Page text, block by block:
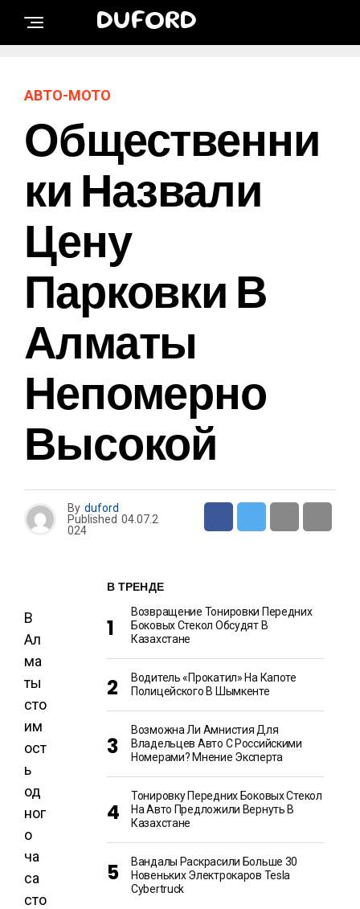
DUFORD
АВТО-МОТО
Общественни
Ки Назвали
Цену
Парковки В
Алматы
Непомерно
Высокой
By duford
Published 04.07.2
024
В
Ал
ма
ты
сто
им
ост
ь
од
ног
о
ча
са
сто
В ТРЕНДЕ
Возвращение Тонировки Передних
Боковых Стекол Обсудят В
Казахстане
Водитель «прокатил» На Капоте
Полицейского В Шымкенте
Возможна Ли Амнистия Для
Владельцев Авто С Российскими
Номерами? Мнение Эксперта
Тонировку Передних Боковых Стекол
На Авто Предложили Вернуть В
Казахстане
Вандалы Раскрасили Больше 30
Новеньких Электрокаров Tesla
Cybertruck